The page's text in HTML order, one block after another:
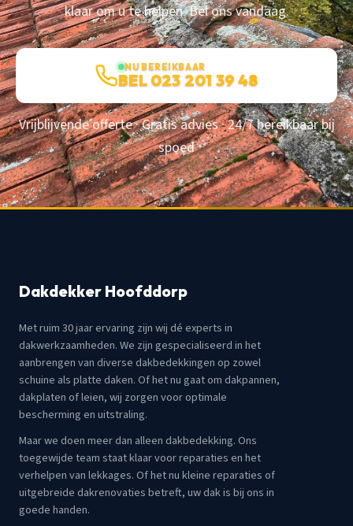
klaar om u te helpen. Bel ons vandaag.
NU BEREIKBAAR
BEL 023 201 39 48
Vrijblijvende offerte · Gratis advies · 24/7 bereikbaar bij
spoed
Dakdekker Hoofddorp
Met ruim 30 jaar ervaring zijn wij dé experts in
dakwerkzaamheden. We zijn gespecialiseerd in het
aanbrengen van diverse dakbedekkingen op zowel
schuine als platte daken. Of het nu gaat om dakpannen,
dakplaten of leien, wij zorgen voor optimale
bescherming en uitstraling.
Maar we doen meer dan alleen dakbedekking. Ons
toegewijde team staat klaar voor reparaties en het
verhelpen van lekkages. Of het nu kleine reparaties of
uitgebreide dakrenovaties betreft, uw dak is bij ons in
goede handen.